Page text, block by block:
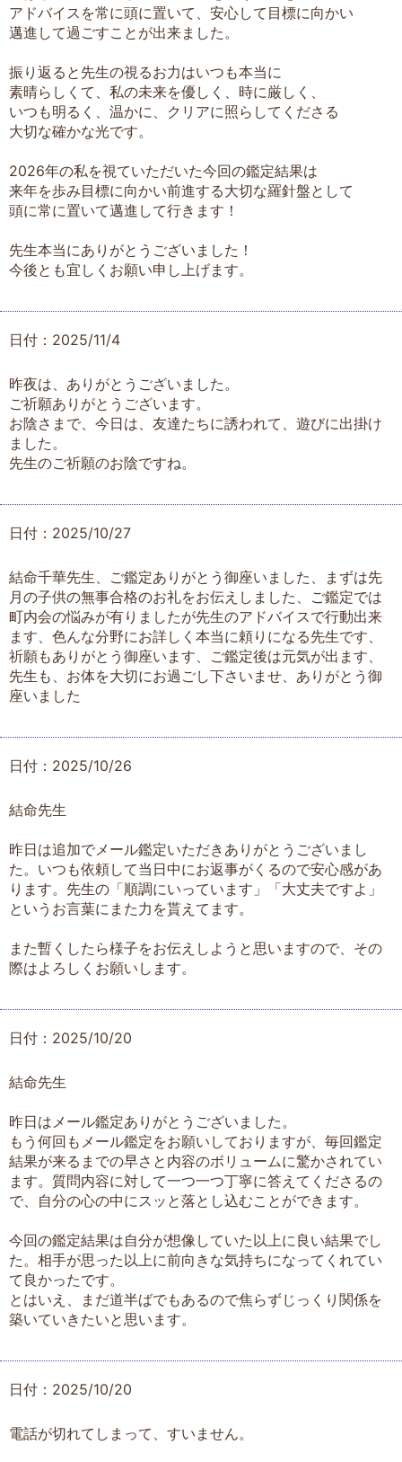
アドバイスを常に頭に置いて、安心して目標に向かい
邁進して過ごすことが出来ました。
振り返ると先生の視るお力はいつも本当に
素晴らしくて、私の未来を優しく、時に厳しく、
いつも明るく、温かに、クリアに照らしてくださる
大切な確かな光です。
2026年の私を視ていただいた今回の鑑定結果は
来年を歩み目標に向かい前進する大切な羅針盤として
頭に常に置いて邁進して行きます！
先生本当にありがとうございました！
今後とも宜しくお願い申し上げます。
日付：2025/11/4
昨夜は、ありがとうございました。
ご祈願ありがとうございます。
お陰さまで、今日は、友達たちに誘われて、遊びに出掛け
ました。
先生のご祈願のお陰ですね。
日付：2025/10/27
結命千華先生、ご鑑定ありがとう御座いました、まずは先
月の子供の無事合格のお礼をお伝えしました、ご鑑定では
町内会の悩みが有りましたが先生のアドバイスで行動出来
ます、色んな分野にお詳しく本当に頼りになる先生です、
祈願もありがとう御座います、ご鑑定後は元気が出ます、
先生も、お体を大切にお過ごし下さいませ、ありがとう御
座いました
日付：2025/10/26
結命先生
昨日は追加でメール鑑定いただきありがとうございまし
た。いつも依頼して当日中にお返事がくるので安心感があ
ります。先生の「順調にいっています」「大丈夫ですよ」
というお言葉にまた力を貰えてます。
また暫くしたら様子をお伝えしようと思いますので、その
際はよろしくお願いします。
日付：2025/10/20
結命先生
昨日はメール鑑定ありがとうございました。
もう何回もメール鑑定をお願いしておりますが、毎回鑑定
結果が来るまでの早さと内容のボリュームに驚かされてい
ます。質問内容に対して一つ一つ丁寧に答えてくださるの
で、自分の心の中にスッと落とし込むことができます。
今回の鑑定結果は自分が想像していた以上に良い結果でし
た。相手が思った以上に前向きな気持ちになってくれてい
て良かったです。
とはいえ、まだ道半ばでもあるので焦らずじっくり関係を
築いていきたいと思います。
日付：2025/10/20
電話が切れてしまって、すいません。